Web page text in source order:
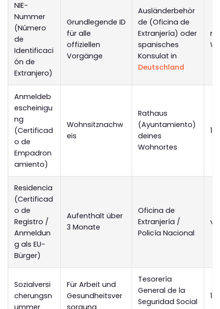
NIE-
Nummer
(Número
de
Identificaci
ón de
Extranjero)
Grundlegende ID
für alle
offiziellen
Vorgänge
Ausländerbehör
de (Oficina de
Extranjería) oder
spanisches
Konsulat in
Deutschland
Anmeldeb
escheinigu
ng
(Certificad
o de
Empadron
amiento)
Wohnsitznachw
eis
Rathaus
(Ayuntamiento)
deines
Wohnortes
Residencia
(Certificad
o de
Registro /
Anmeldun
g als EU-
Bürger)
Aufenthalt über
3 Monate
Oficina de
Extranjería /
Policía Nacional
Sozialversi
cherungsn
Für Arbeit und
Gesundheitsver
Tesorería
General de la
Seguridad Social